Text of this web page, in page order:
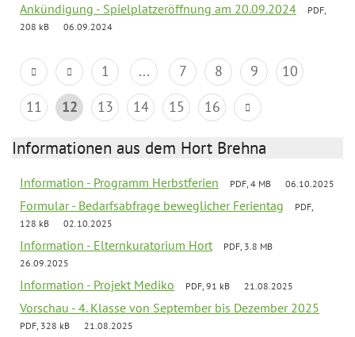
Ankündigung - Spielplatzeröffnung am 20.09.2024
PDF,
208 kB
06.09.2024
1 ... 7 8 9
10
11
12 13 14 15 16
Informationen aus dem Hort Brehna
Information - Programm Herbstferien PDF, 4 MB 06.10.2025
Formular - Bedarfsabfrage beweglicher Ferientag
PDF,
128 kB
02.10.2025
Information - Elternkuratorium Hort
PDF, 3.8 MB
26.09.2025
Information - Projekt Mediko PDF, 91 kB 21.08.2025
Vorschau - 4. Klasse von September bis Dezember 2025
PDF, 328 kB 21.08.2025